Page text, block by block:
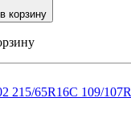
корзину
215/65R16C 109/107R